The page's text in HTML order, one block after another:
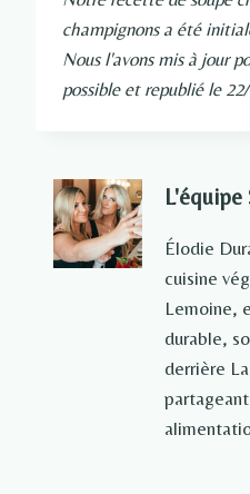
champignons a été
Nous l'avons mis à jour
possible et republié le
L'équipe
Élodie
cuisine
Lemoine,
durable,
derrière